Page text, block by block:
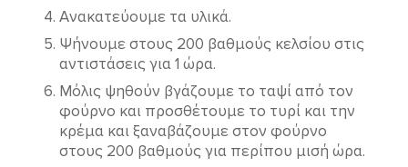
Ανακατεύουμε τα υλικά.
Ψήνουμε στους 200 βαθμούς κελσίου στις
αντιστάσεις για 1 ώρα.
Mόλις ψηθούν βγάζουμε το ταψί από τον
φούρνο και προσθέτουμε τo τυρί και την
κρέμα και ξαναβάζουμε στον φούρνο
στους 200 βαθμούς για περίπου μισή ώρα.